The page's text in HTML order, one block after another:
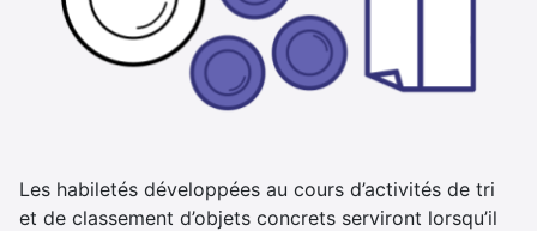
Les habiletés développées au cours d’activités de tri
et de classement d’objets concrets serviront lorsqu’il